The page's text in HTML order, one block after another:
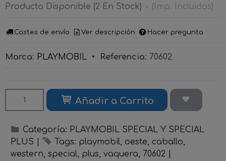
Producto Disponible (2 En Stock) - (Imp. Incluidos)
Costes de envío Ver descripción Hacer pregunta
Marca: PLAYMOBIL • Referencia: 70602
Añadir a Carrito
Categoría: PLAYMOBIL SPECIAL Y SPECIAL
PLUS
Tags: playmobil oeste
caballo
western special plus vaquera 70602